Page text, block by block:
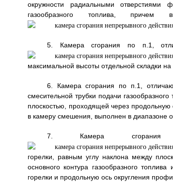
окружности радиальными отверстиями
газообразного топлива,
5. Камера сгорания по п.1,
максимальной высоты отдельной складки на
6. Камера сгорания по п.1,
смесительной трубки подачи
плоскостью, проходящей через
в камеру смешения, выполнен в диапазоне
7. Камера
горелки, равным углу наклона между
основного контура газообразного
горелки и продольную ось округления